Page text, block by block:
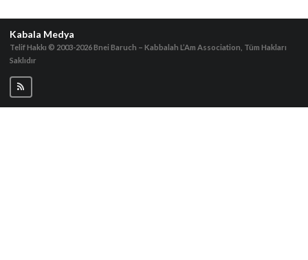
Kabala Medya
Telif Hakkı © 2003-2026Bnei Baruch – Kabbalah L’Am Association, Tüm Hakları
Saklıdır